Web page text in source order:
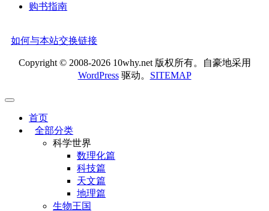
购书指南
如何与本站交换链接
Copyright © 2008-2026 10why.net 版权所有。自豪地采用
WordPress驱动。 SITEMAP
首页
全部分类
科学世界
数理化篇
科技篇
天文篇
地理篇
生物王国